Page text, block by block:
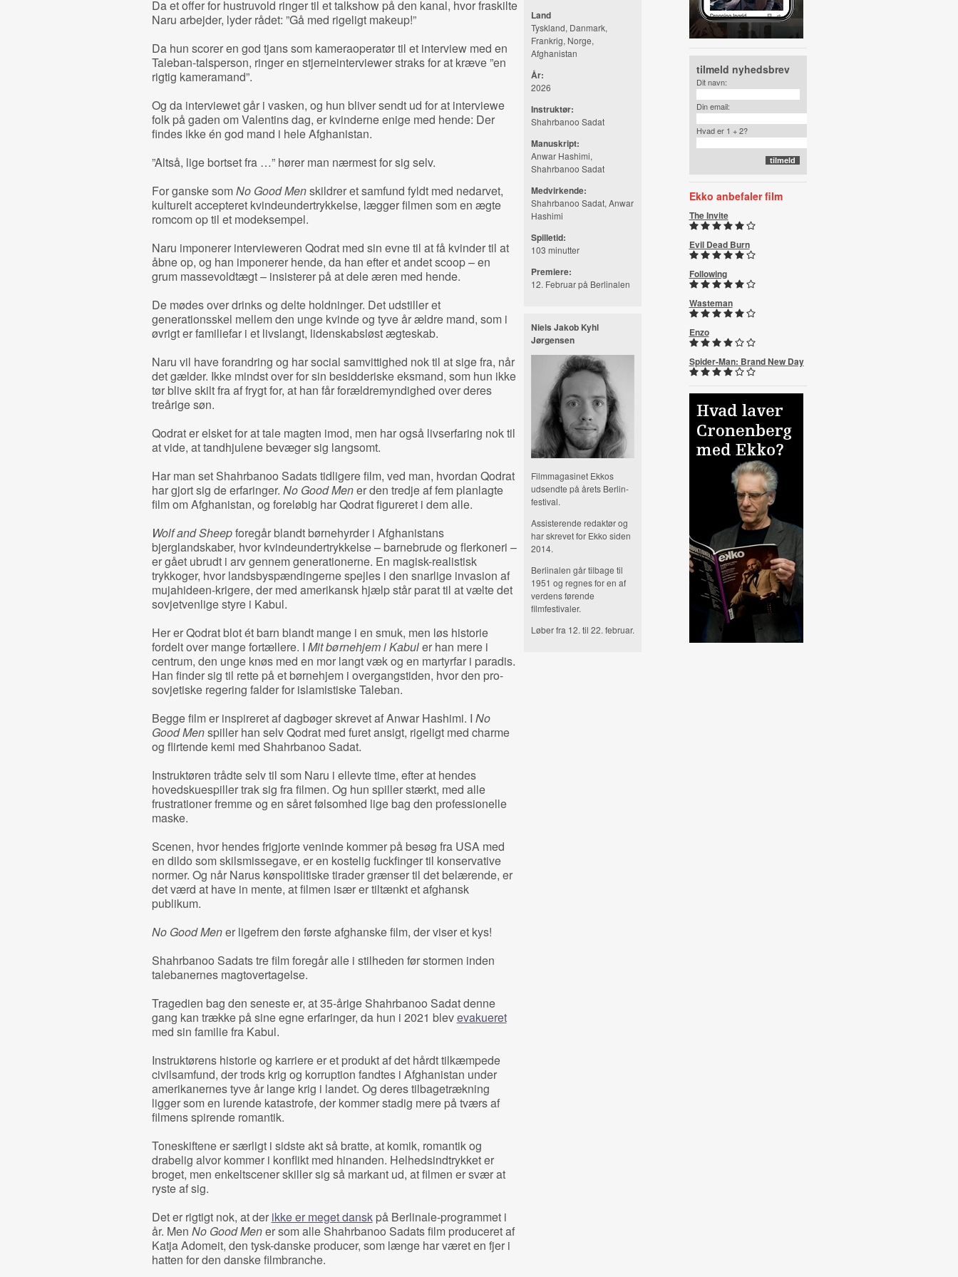
Da et offer for hustruvold ringer til et talkshow på den kanal, hvor fraskilte
Naru arbejder, lyder rådet: ”Gå med rigeligt makeup!”
Da hun scorer en god tjans som kameraoperatør til et interview med en
Taleban-talsperson, ringer en stjerneinterviewer straks for at kræve ”en
rigtig kameramand”.
Og da interviewet går i vasken, og hun bliver sendt ud for at interviewe
folk på gaden om Valentins dag, er kvinderne enige med hende: Der
findes ikke én god mand i hele Afghanistan.
”Altså, lige bortset fra …” hører man nærmest for sig selv.
For ganske somNo Good Menskildrer et samfund fyldt med nedarvet,
kulturelt accepteret kvindeundertrykkelse, lægger filmen som en ægte
romcom op til et modeksempel.
Naru imponerer intervieweren Qodrat med sin evne til at få kvinder til at
åbne op, og han imponerer hende, da han efter et andet scoop – en
grum massevoldtægt – insisterer på at dele æren med hende.
De mødes over drinks og delte holdninger. Det udstiller et
generationsskel mellem den unge kvinde og tyve år ældre mand, som i
øvrigt er familiefar i et livslangt, lidenskabsløst ægteskab.
Naru vil have forandring og har social samvittighed nok til at sige fra, når
det gælder. Ikke mindst over for sin besidderiske eksmand, som hun ikke
tør blive skilt fra af frygt for, at han får forældremyndighed over deres
treårige søn.
Qodrat er elsket for at tale magten imod, men har også livserfaring nok til
at vide, at tandhjulene bevæger sig langsomt.
Har man set Shahrbanoo Sadats tidligere film, ved man, hvordan Qodrat
har gjort sig de erfaringer. No Good Mener den tredje af fem planlagte
film om Afghanistan, og foreløbig har Qodrat figureret i dem alle.
Wolf and Sheepforegår blandt børnehyrder i Afghanistans
bjerglandskaber, hvor kvindeundertrykkelse – barnebrude og flerkoneri –
er gået ubrudt i arv gennem generationerne. En magisk-realistisk
trykkoger, hvor landsbyspændingerne spejles i den snarlige invasion af
mujahideen-krigere, der med amerikansk hjælp står parat til at vælte det
sovjetvenlige styre i Kabul.
Her er Qodrat blot ét barn blandt mange i en smuk, men løs historie
fordelt over mange fortællere. I Mit børnehjem i Kabuler han mere i
centrum, den unge knøs med en mor langt væk og en martyrfar i paradis.
Han finder sig til rette på et børnehjem i overgangstiden, hvor den pro-
sovjetiske regering falder for islamistiske Taleban.
Begge film er inspireret af dagbøger skrevet af Anwar Hashimi. I No
Good Menspiller han selv Qodrat med furet ansigt, rigeligt med charme
og flirtende kemi med Shahrbanoo Sadat.
Instruktøren trådte selv til som Naru i ellevte time, efter at hendes
hovedskuespiller trak sig fra filmen. Og hun spiller stærkt, med alle
frustrationer fremme og en såret følsomhed lige bag den professionelle
maske.
Scenen, hvor hendes frigjorte veninde kommer på besøg fra USA med
en dildo som skilsmissegave, er en kostelig fuckfinger til konservative
normer. Og når Narus kønspolitiske tirader grænser til det belærende, er
det værd at have in mente, at filmen især er tiltænkt et afghansk
publikum.
No Good Mener ligefrem den første afghanske film, der viser et kys!
Shahrbanoo Sadats tre film foregår alle i stilheden før stormen inden
talebanernes magtovertagelse.
Tragedien bag den seneste er, at 35-årige Shahrbanoo Sadat denne
gang kan trække på sine egne erfaringer, da hun i 2021 blevevakueret
med sin familie fra Kabul.
Instruktørens historie og karriere er et produkt af det hårdt tilkæmpede
civilsamfund, der trods krig og korruption fandtes i Afghanistan under
amerikanernes tyve år lange krig i landet. Og deres tilbagetrækning
ligger som en lurende katastrofe, der kommer stadig mere på tværs af
filmens spirende romantik.
Toneskiftene er særligt i sidste akt så bratte, at komik, romantik og
drabelig alvor kommer i konflikt med hinanden. Helhedsindtrykket er
broget, men enkeltscener skiller sig så markant ud, at filmen er svær at
ryste af sig.
Det er rigtigt nok, at der ikke er meget danskpå Berlinale-programmet i
år. Men No Good Mener som alle Shahrbanoo Sadats film produceret af
Katja Adomeit, den tysk-danske producer, som længe har været en fjer i
hatten for den danske filmbranche.
Land
Tyskland, Danmark,
Frankrig, Norge,
Afghanistan
År:
2026
Instruktør:
Shahrbanoo Sadat
Manuskript:
Anwar Hashimi,
Shahrbanoo Sadat
Medvirkende:
Shahrbanoo Sadat, Anwar
Hashimi
Spilletid:
103 minutter
Premiere:
12. Februar på Berlinalen
Niels Jakob Kyhl
Jørgensen
Filmmagasinet Ekkos
udsendte på årets Berlin-
festival.
Assisterende redaktør og
har skrevet for Ekko siden
2014.
Berlinalen går tilbage til
1951 og regnes for en af
verdens førende
filmfestivaler.
Løber fra 12. til 22. februar.
tilmeld nyhedsbrev
Dit navn:
Din email:
Hvad er 1 + 2?
Ekko anbefaler film
The Invite
Evil Dead Burn
Following
Wasteman
Enzo
Spider-Man: Brand New Day